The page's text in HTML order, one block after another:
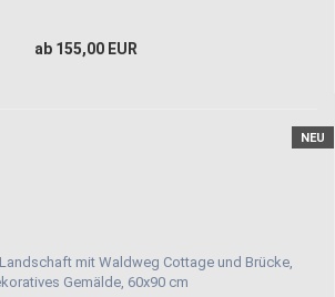
ab 155,00 EUR
NEU